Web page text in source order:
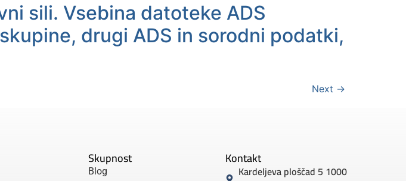
sili. Vsebina datoteke ADS
drugi ADS in sorodni podatki,
Next →
Skupnost
Blog
Kontakt
Kardeljeva ploščad 5 1000